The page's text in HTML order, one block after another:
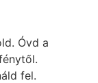
Óvd a
fel.